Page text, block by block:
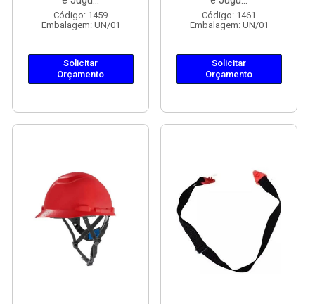
Código: 1459
Embalagem: UN/01
Solicitar
Orçamento
Código: 1461
Embalagem: UN/01
Solicitar
Orçamento